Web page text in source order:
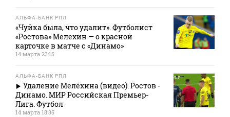
АЛЬФА-БАНК РПЛ
«Чуйка была, что удалит». Футболист
«Ростова» Мелехин — о красной
карточке в матче с «Динамо»
14 марта 23:15
АЛЬФА-БАНК РПЛ
Удаление Мелёхина (видео). Ростов -
Динамо. МИР Российская Премьер-
Лига. Футбол
14 марта 18:35